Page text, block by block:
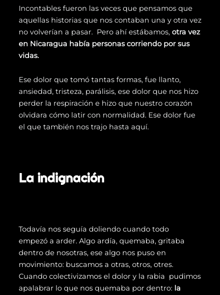
Incontables fueron las veces que pensamos que
aquellas historias que nos contaban una y otra vez
no volverían a pasar. Pero ahí estábamos, otra vez
en Nicaragua había personas corriendo por sus
vidas.
Ese dolor que tomó tantas formas, fue llanto,
ansiedad, tristeza, parálisis, ese dolor que nos hizo
perder la respiración e hizo que nuestro corazón
olvidara cómo latir con normalidad. Ese dolor fue
el que también nos trajo hasta aquí.
La indignación
Todavía nos seguía doliendo cuando todo
empezó a arder. Algo ardía, quemaba, gritaba
dentro de nosotras, ese algo nos puso en
movimiento: buscamos a otras, otros, otres.
Cuando colectivizamos el dolor y la rabia pudimos
apalabrar lo que nos quemaba por dentro: la